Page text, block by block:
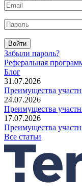
Войти
Забыли пароль?
Реферальная
Блог
31.07.2026
Преимущества
24.07.2026
Преимущества
17.07.2026
Преимущества
Все статьи